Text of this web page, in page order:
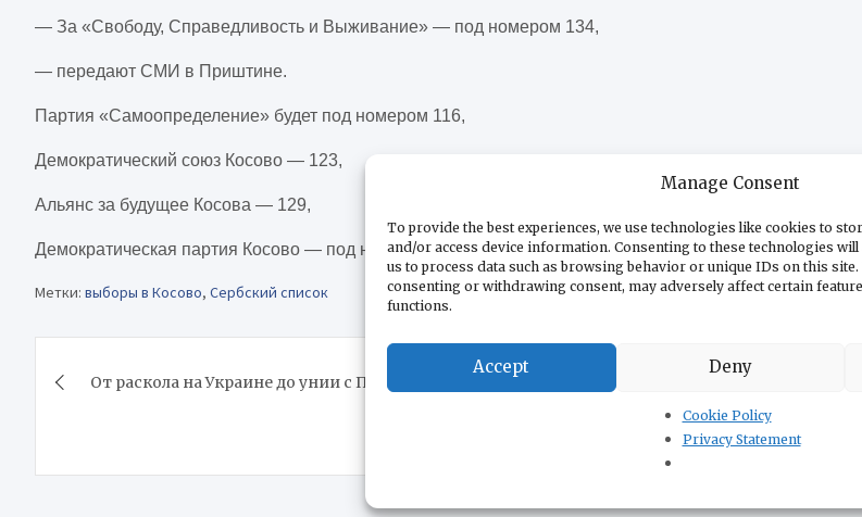
Manage Consent
To provide the best experiences, we use technologies like cookies to
and/or access device information. Consenting to these technologies will
us to process data such as browsing behavior or unique IDs on this site.
consenting or withdrawing consent, may adversely affect certain
functions.
Accept Deny
Cookie Policy
Privacy Statement
— За «Свободу, Справедливость и Выживание» — под номером 134,
— передают СМИ в Приштине.
Партия «Самоопределение» будет под номером 116,
Демократический союз Косово — 123,
Альянс за будущее Косова — 129,
Демократическая партия Косово — под номером 130.
Метки: выборы в Косово, Сербский список
по
От раскола на Украине до унии с Папой
Гаич: Выборы, вероятно, состоятся
следующего года,
оппозиция должна